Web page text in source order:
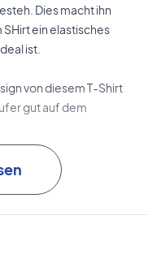
Dies macht ihn
ein elastisches
ist.
von diesem T-Shirt
gut auf dem